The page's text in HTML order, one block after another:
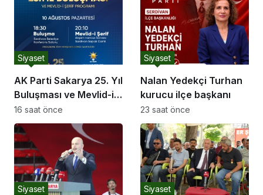
AK Parti Sakarya 25. Yıl
Buluşması ve Mevlid-i
Şerif Programı
Siyaset
16 saat önce
Nalan Yedekçi Turhan
kurucu ilçe başkanı
Siyaset
23 saat önce
Siyaset Siyaset